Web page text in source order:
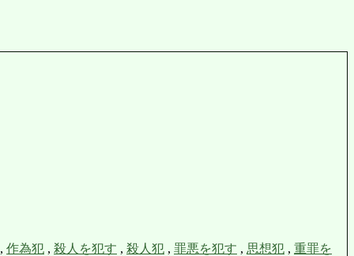
作為犯 , 殺人を犯す , 殺人犯 , 罪悪を犯す , 思想犯 , 重罪を